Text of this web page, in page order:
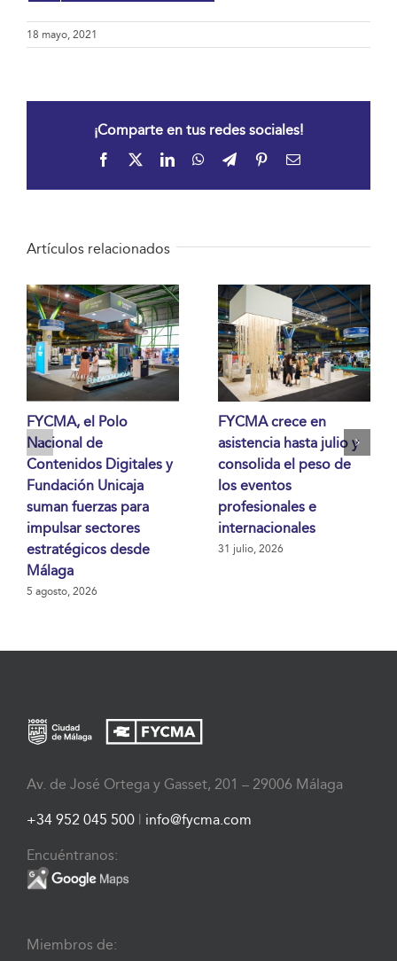
18 mayo, 2021
¡Comparte en tus redes sociales!
Facebook LinkedInWhatsApp
TelegramPinterestCorreo
Artículos relacionados
FYCMA, el Polo
Nacional de
Contenidos Digitales y
Fundación Unicaja
suman fuerzas para
impulsar sectores
estratégicos desde
Málaga
5 agosto, 2026
FYCMA crece en
asistencia hasta julio y
consolida el peso de
los eventos
profesionales e
internacionales
31 julio, 2026
Av. de José Ortega y Gasset, 201 – 29006 Málaga
+34 952 045 500 info@fycma.com
Encuéntranos:
Miembros de: